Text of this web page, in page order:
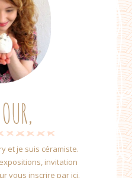
et je suis céramiste.
invitation
vous inscrire par ici.